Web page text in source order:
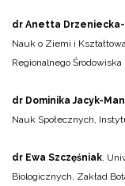
dr Anetta
Nauk o Ziemi i
Regionalnego
dr Dominika Jacyk-
Nauk Społecznych,
dr Ewa Szczęśniak ,
Biologicznych, Zakład